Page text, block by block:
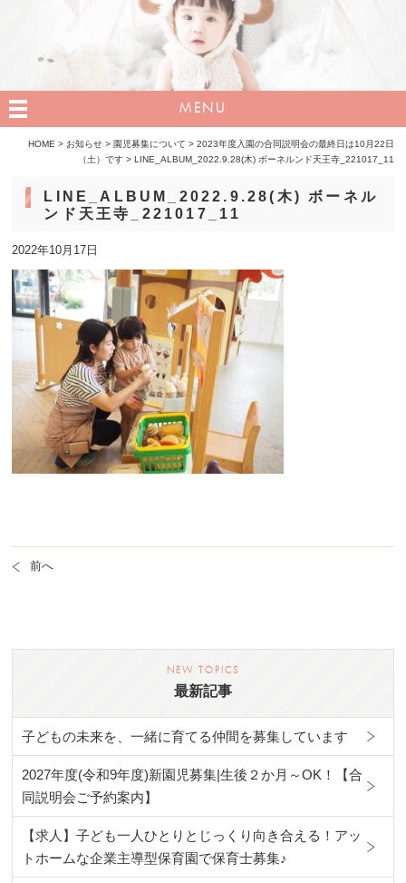
MENU
HOME > お知らせ> 園児募集について > 2023年度入園の合同説明会の最終日は10月22日
（土）です> LINE_ALBUM_2022.9.28(木) ボーネルンド天王寺_221017_11
LINE_ALBUM_2022.9.28(木) ボーネル
ンド天王寺_221017_11
2022年10月17日
前へ
最新記事
子どもの未来を、一緒に育てる仲間を募集しています
2027年度(令和9年度)新園児募集|生後２か月～OK！【合
同説明会ご予約案内】
【求人】子ども一人ひとりとじっくり向き合える！アッ
トホームな企業主導型保育園で保育士募集♪